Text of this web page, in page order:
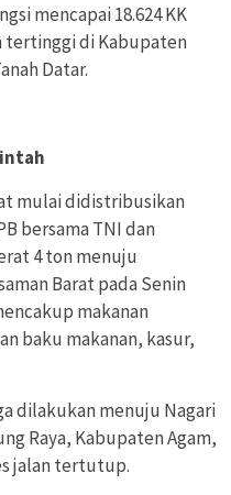
mencapai 18.624 KK
tertinggi di Kabupaten
Datar.
mulai didistribusikan
bersama TNI dan
4 ton menuju
Barat pada Senin
makanan
baku makanan, kasur,
dilakukan menuju Nagari
Raya, Kabupaten Agam,
jalan tertutup.